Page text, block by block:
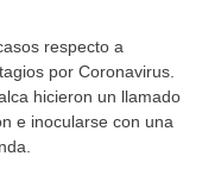
respecto a
por Coronavirus.
hicieron un llamado
e inocularse con una